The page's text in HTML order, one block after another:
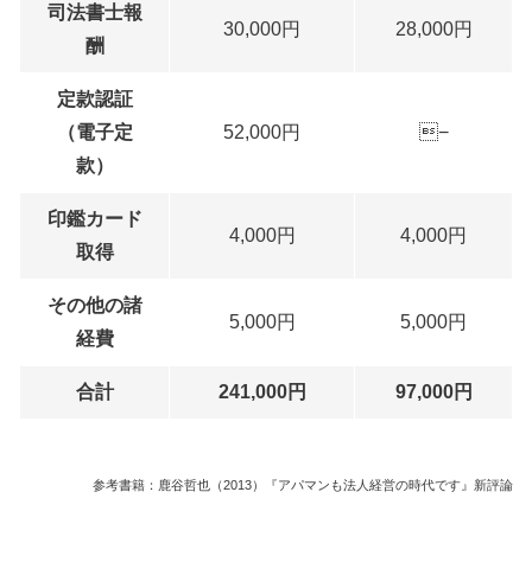
司法書士報
酬
30,000円 28,000円
定款認証
（電子定
款）
52,000円 −
印鑑カード
取得
4,000円 4,000円
その他の諸
経費
5,000円 5,000円
合計 241,000円 97,000円
参考書籍：鹿谷哲也（2013）『アパマンも法人経営の時代です』新評論